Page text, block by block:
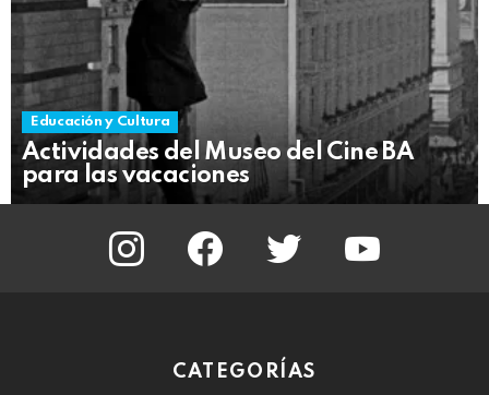
Educación y Cultura
Actividades del Museo del Cine BA
para las vacaciones
instagram facebook twitter
CATEGORÍAS